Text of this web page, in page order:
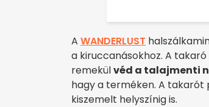
A WANDERLUST
a kiruccanásokhoz. A
remekülvéd a talajmenti
hagy a terméken. A takarót
kiszemelt helyszínig is.